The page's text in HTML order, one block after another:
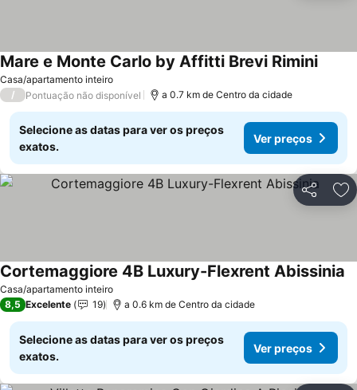
Casa/apartamento inteiro
Mare e Monte Carlo by Affitti Brevi Rimini
/ Pontuação não disponível a 0.7 km de Centro da cidade
Selecione as datas para ver os preços
exatos.
Ver preços
Partilhar
Casa/apartamento inteiro
Cortemaggiore 4B Luxury-Flexrent Abissinia
8,5 Excelente 19 a 0.6 km de Centro da cidade
Selecione as datas para ver os preços
exatos.
Ver preços